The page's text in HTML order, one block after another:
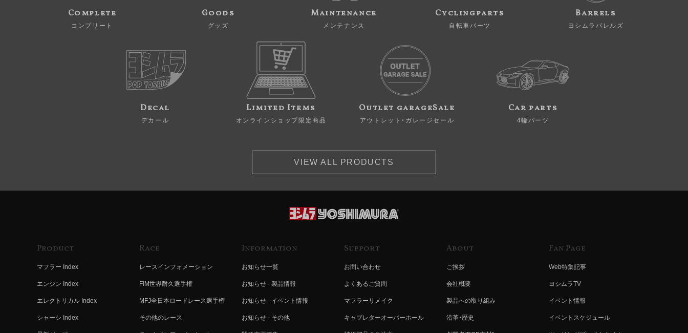
Complete
コンプリート
Goods
グッズ
Maintenance
メンテナンス
Cyclingparts
自転車パーツ
Barrels
ヨシムラバレルズ
Decal
デカール
Limited Items
オンラインショップ限定商品
Outlet garageSale
アウトレット・ガレージセール
Car parts
4輪パーツ
VIEW ALL PRODUCTS
Product
マフラー Index
エンジン Index
エレクトリカル Index
シャーシ Index
Race
レースインフォメーション
FIM世界耐久選手権
MFJ全日本ロードレース選手権
その他のレース
Information
お知らせ一覧
お知らせ - 製品情報
お知らせ - イベント情報
お知らせ - その他
Support
お問い合わせ
よくあるご質問
マフラーリメイク
キャブレターオーバーホール
About
ご挨拶
会社概要
製品への取り組み
沿革・歴史
Fan Page
Web特集記事
ヨシムラTV
イベント情報
イベントスケジュール